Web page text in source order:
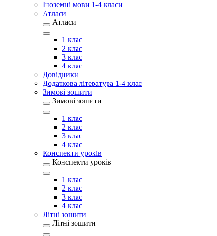
Іноземні мови 1-4 класи
Атласи
Атласи
1 клас
2 клас
3 клас
4 клас
Довідники
Додаткова література 1-4 клас
Зимові зошити
Зимові зошити
1 клас
2 клас
3 клас
4 клас
Конспекти уроків
Конспекти уроків
1 клас
2 клас
3 клас
4 клас
Літні зошити
Літні зошити